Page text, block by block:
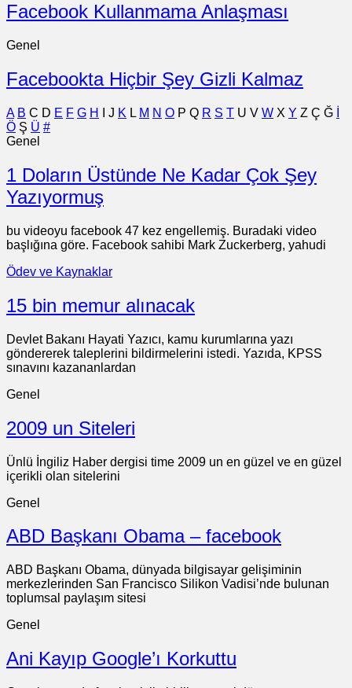
Facebook Kullanmama Anlaşması
Genel
Facebookta Hiçbir Şey Gizli Kalmaz
A B C D E F G H J K L M N O P Q R S T U V W X Y Z Ç Ğ
Ö Ş Ü #
Genel
1 Doların Üstünde Ne Kadar Çok Şey
Yazıyormuş
bu videoyu facebook 47 kez engellemiş. Buradaki video
başlığına göre. Facebook sahibi Mark Zuckerberg, yahudi
Ödev ve Kaynaklar
15 bin memur alınacak
Devlet Bakanı Hayati Yazıcı, kamu kurumlarına yazı
göndererek taleplerini bildirmelerini istedi. Yazıda, KPSS
sınavını kazananlardan
Genel
2009 un Siteleri
Ünlü İngiliz Haber dergisi time 2009 un en güzel ve en güzel
içerikli olan sitelerini
Genel
ABD Başkanı Obama – facebook
ABD Başkanı Obama, dünyada bilgisayar gelişiminin
merkezlerinden San Francisco Silikon Vadisi’nde bulunan
toplumsal paylaşım sitesi
Genel
Ani Kayıp Google’ı Korkuttu